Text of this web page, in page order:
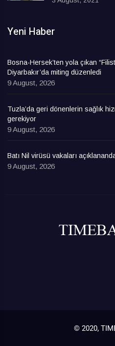
Yeni Haber
Bosna-Hersek’ten yola çıkan
Diyarbakır’da miting düzenledi
9 August, 2026
Tuzla’da geri dönenlerin sağlık
gerekiyor
9 August, 2026
Batı Nil virüsü vakaları
9 August, 2026
© 2020,